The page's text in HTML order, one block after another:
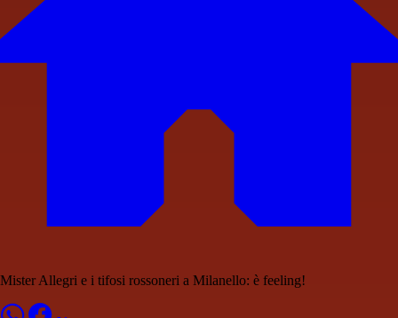
Mister Allegri e i tifosi rossoneri a Milanello: è feeling!